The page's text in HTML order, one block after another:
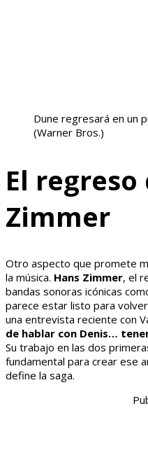
Dune regresará en un
(Warner Bros.)
El regreso
Zimmer
Otro aspecto que promete
la música. Hans Zimmer, el
bandas sonoras icónicas
parece estar listo para
una entrevista reciente con
de hablar con Denis…
Su trabajo en las dos
fundamental para crear ese
define la saga.